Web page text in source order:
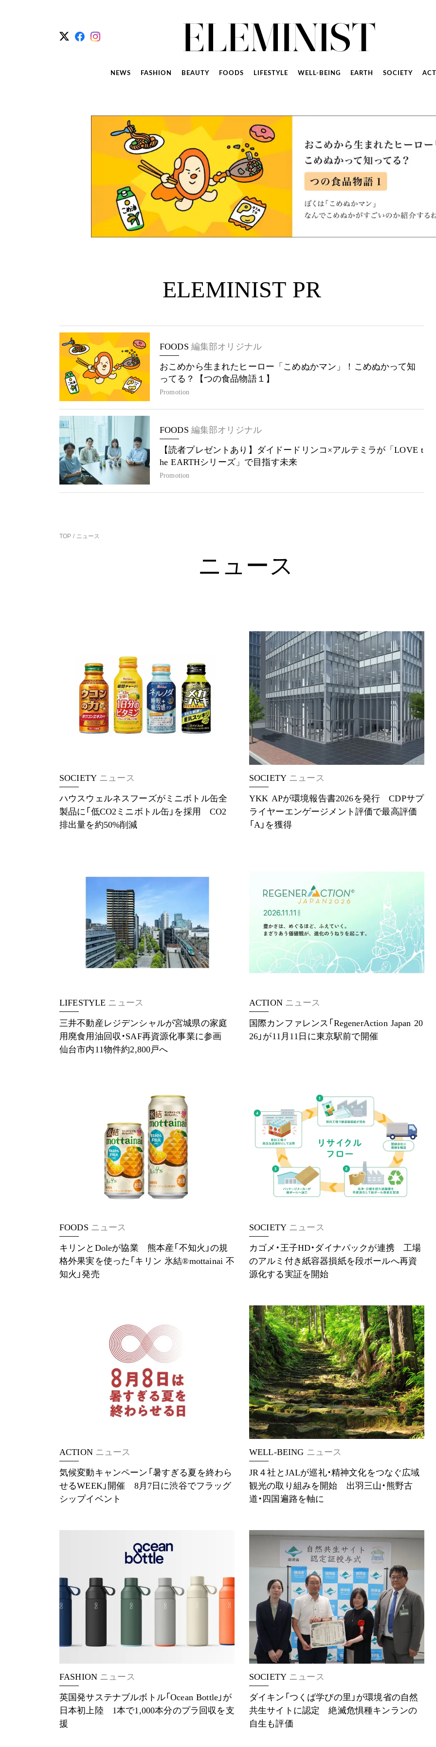
NEWS FASHION BEAUTY FOODS LIFESTYLE WELL-BEING EARTH SOCIETY
ELEMINIST PR
FOODS 編集部オリジナル
おこめから生まれたヒーロー「こめぬかマン」！こめぬかって知
ってる？【つの食品物語１】
Promotion
FOODS 編集部オリジナル
【読者プレゼントあり】ダイドードリンコ×アルテミラが「LOVE t
he EARTHシリーズ」で目指す未来
Promotion
TOP ニュース
ニュース
SOCIETY ニュース
ハウスウェルネスフーズがミニボトル缶全
製品に「低CO2ミニボトル缶」を採用 CO2
排出量を約50%削減
SOCIETY ニュース
YKK APが環境報告書2026を発行 CDPサプ
ライヤーエンゲージメント評価で最高評価
「A」を獲得
LIFESTYLE ニュース
三井不動産レジデンシャルが宮城県の家庭
用廃食用油回収・SAF再資源化事業に参画
仙台市内11物件約2,800戸へ
ACTION ニュース
国際カンファレンス「RegenerAction Japan 20
26」が11月11日に東京駅前で開催
FOODS ニュース
キリンとDoleが協業 熊本産「不知火」の規
格外果実を使った「キリン 氷結®mottainai 不
知火」発売
SOCIETY ニュース
カゴメ・王子HD・ダイナパックが連携 工場
のアルミ付き紙容器損紙を段ボールへ再資
源化する実証を開始
ACTION ニュース
気候変動キャンペーン「暑すぎる夏を終わら
せるWEEK」開催 8月7日に渋谷でフラッグ
シップイベント
WELL-BEING ニュース
JR４社とJALが巡礼・精神文化をつなぐ広域
観光の取り組みを開始 出羽三山・熊野古
道・四国遍路を軸に
FASHION ニュース
英国発サステナブルボトル「Ocean Bottle」が
日本初上陸 1本で1,000本分のプラ回収を支
援
SOCIETY ニュース
ダイキン「つくば学びの里」が環境省の自然
共生サイトに認定 絶滅危惧種キンランの
自生も評価